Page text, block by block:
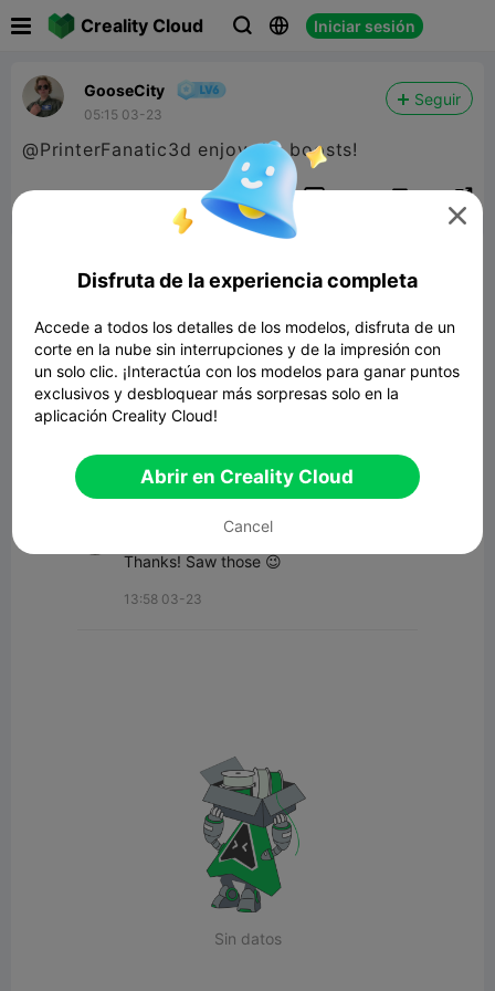
Creality Cloud   Iniciar sesión
GooseCity
05:15 03-23
Seguir
@PrinterFanatic3d enjoy the boosts!
  
Todos los comentarios(1)
PrinterFanatic3d
Thanks! Saw those 😉
13:58 03-23
Sin datos

Disfruta de la experiencia completa
Accede a todos los detalles de los modelos, disfruta de un
corte en la nube sin interrupciones y de la impresión con
un solo clic. ¡Interactúa con los modelos para ganar puntos
exclusivos y desbloquear más sorpresas solo en la
aplicación Creality Cloud!
Abrir en Creality Cloud
Cancel